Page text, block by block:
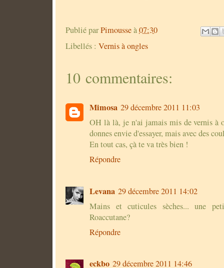
Publié parPimousseà07:30
Libellés : Vernis à ongles
10 commentaires:
Mimosa 29 décembre 2011 11:03
OH là là, je n'ai jamais mis de vernis à
donnes envie d'essayer, mais avec des
En tout cas, çà te va très bien !
Répondre
Levana 29 décembre 2011 14:02
Mains et cuticules sèches... une
Roaccutane?
Répondre
eckbo 29 décembre 2011 14:46